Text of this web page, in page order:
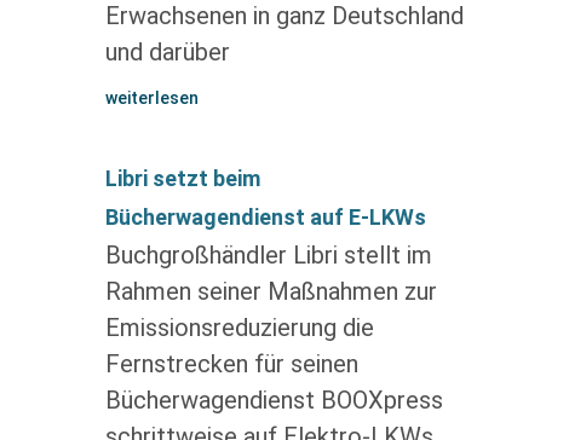
Erwachsenen in ganz Deutschland
und darüber
weiterlesen
Libri setzt beim
Bücherwagendienst auf E-LKWs
Buchgroßhändler Libri stellt im
Rahmen seiner Maßnahmen zur
Emissionsreduzierung die
Fernstrecken für seinen
Bücherwagendienst BOOXpress